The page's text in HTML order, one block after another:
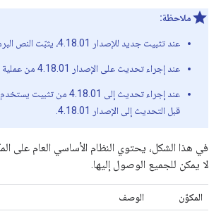
ملاحظة:
عند تثبيت جديد للإصدار 4.18.01، يثبّت النص البرمجي للتثبيت Postgres وNginx.
عند إجراء تحديث على الإصدار 4.18.01 من عملية تثبيت تستخدم Postgres وNginx، سيحدِّث النص البرمجي للتثبيت Postgres وNginx.
عند إجراء تحديث إلى 4.18.01 من تثبيت يستخدم MySQL/MariaDB/Apache،
قبل التحديث إلى الإصدار 4.18.01.
في هذا الشكل، يحتوي النظام الأساسي العام على
لا يمكن للجميع الوصول إليها.
المكوّن الوصف